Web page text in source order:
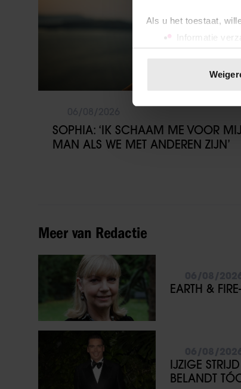
Als u het toestaat,
Informatie
Uw apparaat
toestemming op elk
We gebruiken
websiteverkeer te
media, adverteren en
verstrekt of die ze
SOPHIA: ‘IK SCHAAM ME VOOR
MAN ALS WE MET ANDEREN ZIJN’
Meer van Redactie
EARTH &
IJZIGE
BELANDT